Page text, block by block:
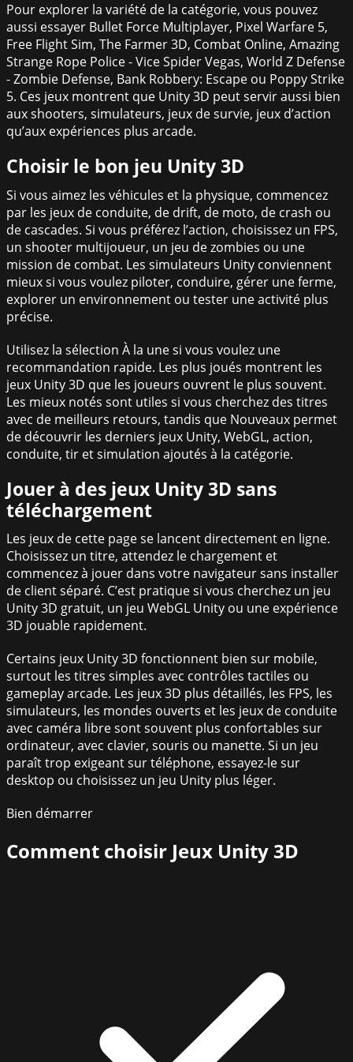
Pour explorer la variété de la catégorie, vous pouvez
aussi essayer Bullet Force Multiplayer, Pixel Warfare 5,
Free Flight Sim, The Farmer 3D, Combat Online, Amazing
Strange Rope Police - Vice Spider Vegas, World Z Defense
- Zombie Defense, Bank Robbery: Escape ou Poppy Strike
5. Ces jeux montrent que Unity 3D peut servir aussi bien
aux shooters, simulateurs, jeux de survie, jeux d’action
qu’aux expériences plus arcade.
Choisir le bon jeu Unity 3D
Si vous aimez les véhicules et la physique, commencez
par les jeux de conduite, de drift, de moto, de crash ou
de cascades. Si vous préférez l’action, choisissez un FPS,
un shooter multijoueur, un jeu de zombies ou une
mission de combat. Les simulateurs Unity conviennent
mieux si vous voulez piloter, conduire, gérer une ferme,
explorer un environnement ou tester une activité plus
précise.
Utilisez la sélection À la une si vous voulez une
recommandation rapide. Les plus joués montrent les
jeux Unity 3D que les joueurs ouvrent le plus souvent.
Les mieux notés sont utiles si vous cherchez des titres
avec de meilleurs retours, tandis que Nouveaux permet
de découvrir les derniers jeux Unity, WebGL, action,
conduite, tir et simulation ajoutés à la catégorie.
Jouer à des jeux Unity 3D sans
téléchargement
Les jeux de cette page se lancent directement en ligne.
Choisissez un titre, attendez le chargement et
commencez à jouer dans votre navigateur sans installer
de client séparé. C’est pratique si vous cherchez un jeu
Unity 3D gratuit, un jeu WebGL Unity ou une expérience
3D jouable rapidement.
Certains jeux Unity 3D fonctionnent bien sur mobile,
surtout les titres simples avec contrôles tactiles ou
gameplay arcade. Les jeux 3D plus détaillés, les FPS, les
simulateurs, les mondes ouverts et les jeux de conduite
avec caméra libre sont souvent plus confortables sur
ordinateur, avec clavier, souris ou manette. Si un jeu
paraît trop exigeant sur téléphone, essayez-le sur
desktop ou choisissez un jeu Unity plus léger.
Bien démarrer
Comment choisir Jeux Unity 3D